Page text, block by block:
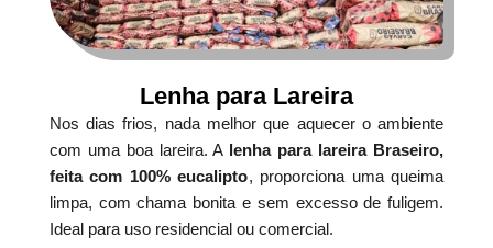
Lenha para Lareira
Nos dias frios, nada melhor que aquecer o ambiente
com uma boa lareira. A lenha para lareira Braseiro,
feita com 100% eucalipto, proporciona uma queima
limpa, com chama bonita e sem excesso de fuligem.
Ideal para uso residencial ou comercial.